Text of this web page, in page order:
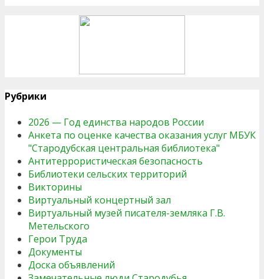
Рубрики
2026 — Год единства народов России
Анкета по оценке качества оказания услуг МБУК
"Стародубская центральная библиотека"
Антитеррористическая безопасность
Библиотеки сельских территорий
Викторины
Виртуальный концертный зал
Виртуальный музей писателя-земляка Г.В.
Метельского
Герои Труда
Документы
Доска объявлений